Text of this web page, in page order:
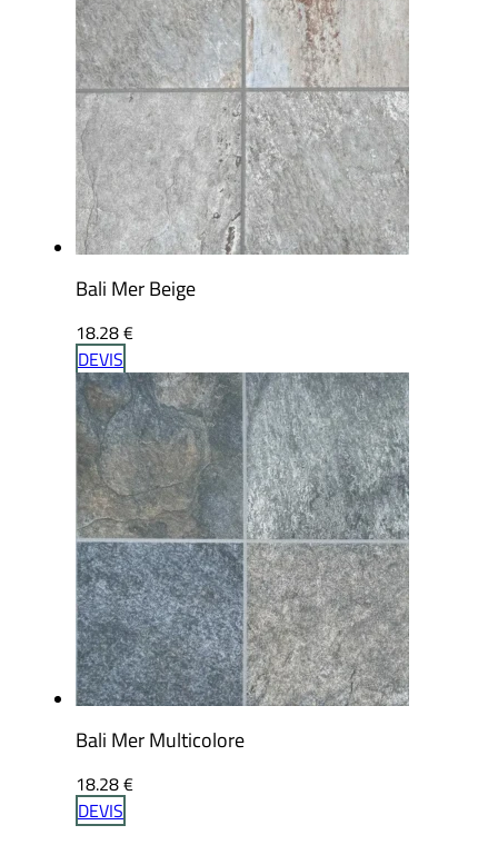
Bali Mer Beige
18.28€
DEVIS
Bali Mer Multicolore
18.28€
DEVIS